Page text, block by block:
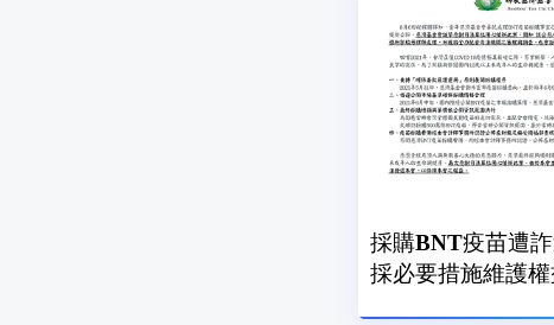
採購BNT疫苗遭
採必要措施維護權